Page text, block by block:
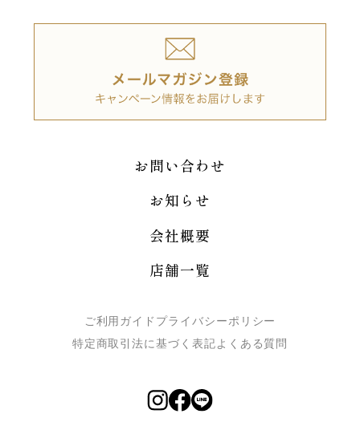
お問い合わせ
お知らせ
会社概要
店舗一覧
ご利用ガイド プライバシーポリシー
特定商取引法に基づく表記よくある質問